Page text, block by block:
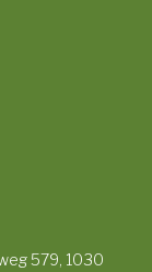
579, 1030